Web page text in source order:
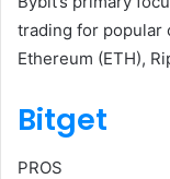
trading for popular
Ethereum (ETH),
Bitget
PROS